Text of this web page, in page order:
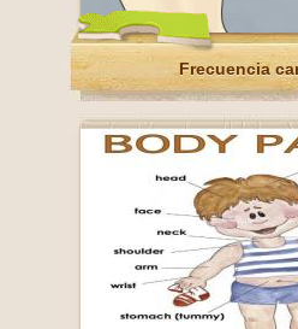
Frecuencia